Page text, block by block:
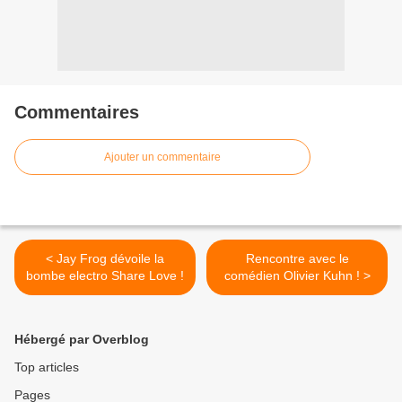
Commentaires
Ajouter un commentaire
< Jay Frog dévoile la
bombe electro Share Love !
Rencontre avec le
comédien Olivier Kuhn ! >
Hébergé par Overblog
Top articles
Pages